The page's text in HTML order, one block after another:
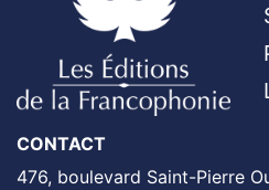
CONTACT
476, boulevard Saint-Pierre